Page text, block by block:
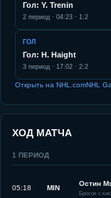
Гол: Y. Trenin
2 период · 04:23 · 1:2
ГОЛ
Гол: H. Haight
3 период · 17:02 · 2:2
Открыть на NHL.comNHL
ХОД МАТЧА
1 ПЕРИОД
05:18 MIN
Остин
Бросок с